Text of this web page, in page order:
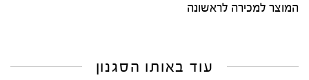
המוצר למכירה לראשונה
עוד באותו הסגנון